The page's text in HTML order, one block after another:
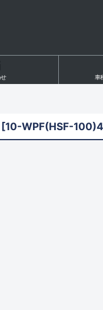
車
[10-WPF(HSF-